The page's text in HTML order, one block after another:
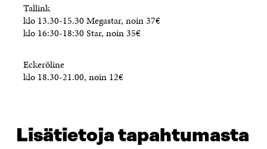
Tallink
klo 13.30-15.30 Megastar, noin 37€
klo 16:30-18:30 Star, noin 35€
Eckeröline
klo 18.30-21.00, noin 12€
Lisätietoja tapahtumasta